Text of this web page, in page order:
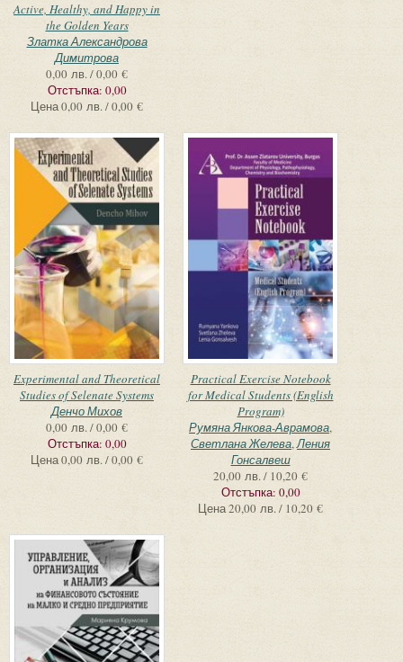
Active, Healthy, and Happy in
the Golden Years
Златка Александрова
Димитрова
0,00 лв. / 0,00 €
Отстъпка: 0,00
Цена0,00 лв. / 0,00 €
Experimental and Theoretical
Studies of Selenate Systems
Денчо Михов
0,00 лв. / 0,00 €
Отстъпка: 0,00
Цена0,00 лв. / 0,00 €
Practical Exercise Notebook
for Medical Students (English
Program)
Румяна Янкова-Аврамова,
Светлана Желева,Ления
Гонсалвеш
20,00 лв. / 10,20 €
Отстъпка: 0,00
Цена20,00 лв. / 10,20 €